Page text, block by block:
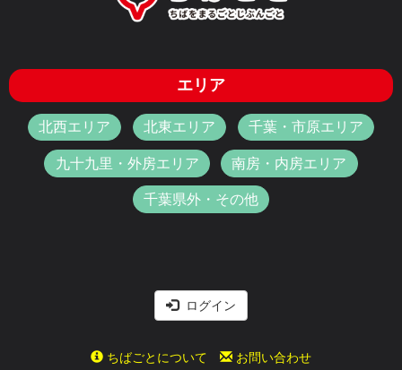
エリア
北西エリア 北東エリア 千葉・市原エリア
九十九里・外房エリア 南房・内房エリア
千葉県外・その他
ログイン
ちばごとについて お問い合わせ